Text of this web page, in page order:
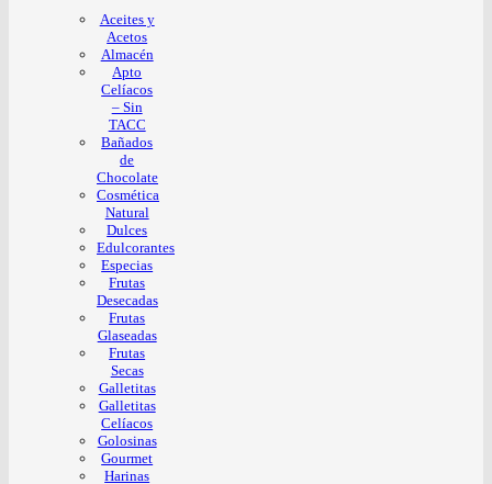
Aceites y
Acetos
Almacén
Apto
Celíacos
– Sin
TACC
Bañados
de
Chocolate
Cosmética
Natural
Dulces
Edulcorantes
Especias
Frutas
Desecadas
Frutas
Glaseadas
Frutas
Secas
Galletitas
Galletitas
Celíacos
Golosinas
Gourmet
Harinas